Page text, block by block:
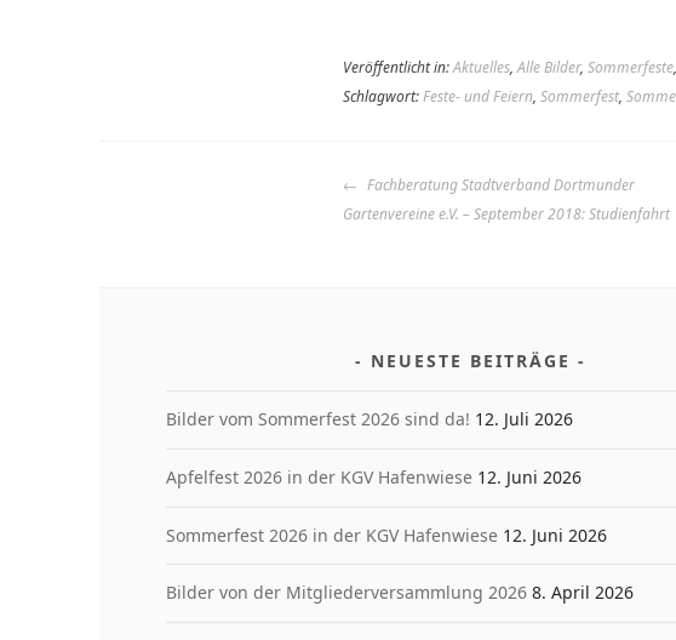
Veröffentlicht in:Aktuelles,Alle Bilder, Sommerfeste,
Schlagwort:Feste- und Feiern, Sommerfest,
BEITRAGS-
NAVIGATION
Fachberatung Stadtverband Dortmunder
Gartenvereine e.V. – September 2018: Studienfahrt
NEUESTE BEITRÄGE
Bilder vom Sommerfest 2026 sind da! 12. Juli 2026
Apfelfest 2026 in der KGV Hafenwiese 12. Juni 2026
Sommerfest 2026 in der KGV Hafenwiese 12. Juni 2026
Bilder von der Mitgliederversammlung 2026 8. April 2026